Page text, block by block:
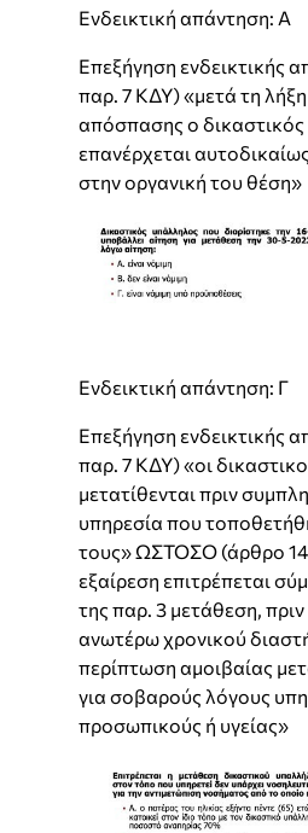
Ενδεικτική απάντηση: Α
Επεξήγηση ενδεικτικής
παρ. 7 ΚΔΥ) «μετά τη λήξη
απόσπασης ο
επανέρχεται
στην οργανική του θέση»
Ενδεικτική απάντηση: Γ
Επεξήγηση ενδεικτικής
παρ. 7 ΚΔΥ) «οι
μετατίθενται πριν
υπηρεσία που
τους» ΩΣΤΟΣΟ (άρθρο
εξαίρεση επιτρέπεται
της παρ. 3 μετάθεση,
ανωτέρω χρονικού
περίπτωση αμοιβαίας
για σοβαρούς λόγους
προσωπικούς ή υγείας»